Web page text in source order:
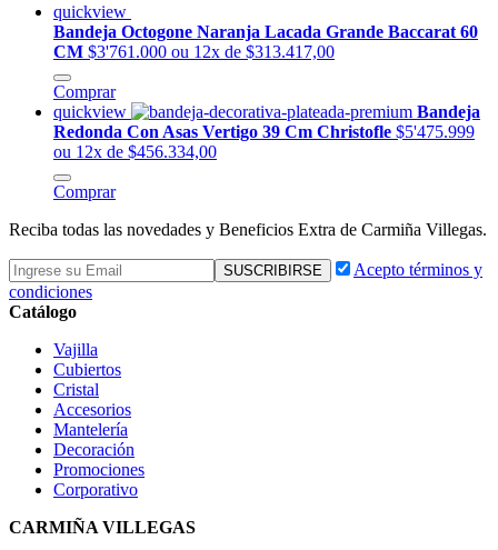
quickview
Bandeja Octogone Naranja Lacada Grande Baccarat 60
CM $3'761.000 ou 12x de $313.417,00
Comprar
quickview
Bandeja
Redonda Con Asas Vertigo 39 Cm Christofle $5'475.999
ou 12x de $456.334,00
Comprar
Reciba todas las novedades y Beneficios Extra de Carmiña Villegas.
Acepto términos y
condiciones
Catálogo
Vajilla
Cubiertos
Cristal
Accesorios
Mantelería
Decoración
Promociones
Corporativo
CARMIÑA VILLEGAS